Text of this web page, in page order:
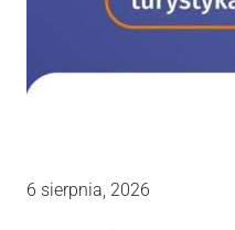
6 sierpnia, 2026